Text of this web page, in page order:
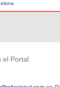
el Portal